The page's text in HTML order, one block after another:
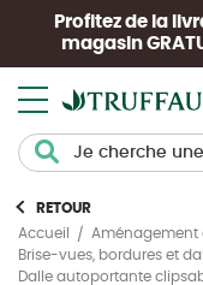
Profitez de la
magasin
RETOUR
Accueil
Aménagement
Brise-vues, bordures et
Dalle autoportante